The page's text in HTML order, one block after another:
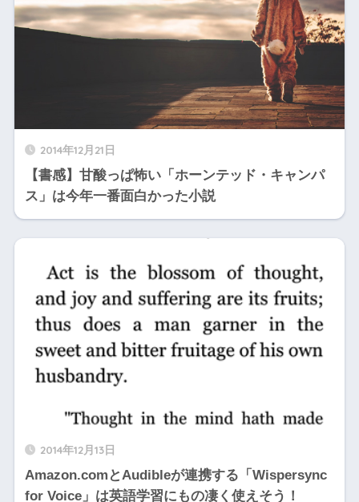
2014年12月21日
【書感】甘酸っぱ怖い「ホーンテッド・キャンパ
ス」は今年一番面白かった小説
2014年12月13日
Amazon.comとAudibleが連携する「Wispersync
for Voice」は英語学習にもの凄く使えそう！